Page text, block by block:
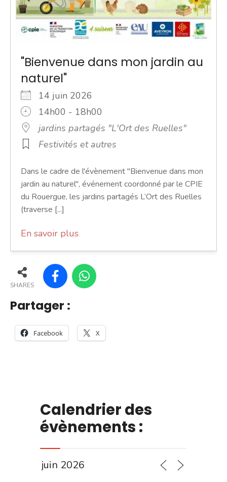
"Bienvenue dans mon jardin au
naturel"
14 juin 2026
14h00 - 18h00
jardins partagés "L'Ort des Ruelles"
Festivités et autres
Dans le cadre de l'évènement "Bienvenue dans mon
jardin au naturel", événement coordonné par le CPIE
du Rouergue, les jardins partagés L’Ort des Ruelles
(traverse [...]
En savoir plus
SHARES
Partager :
Facebook X
Calendrier des
évènements :